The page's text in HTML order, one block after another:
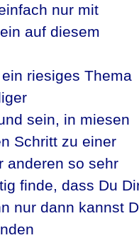
nur mit
auf diesem
riesiges Thema
sein, in miesen
Schritt zu einer
anderen so sehr
finde, dass Du
nur dann kannst